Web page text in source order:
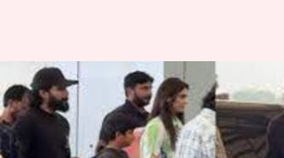
Allu Arjun : ఫ్యామిలీతో
వెళ్లిన అల్లు అర్జున్..
వ్రాసిన వారు Stalin Mar 25, 2024 07:07 pm